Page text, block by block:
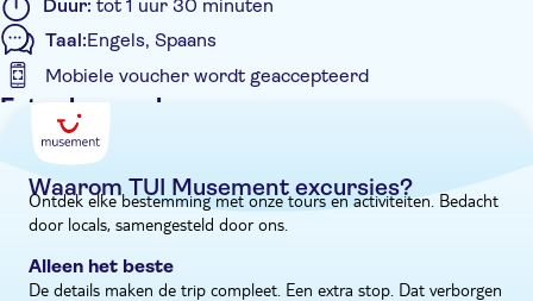
Ook zie je het huis waar Gaudí tot zijn dood woonde – een
roze gebouw dat nu een museum is. Rosa zegt: "Gaudí heeft
zeven UNESCO Werelderfgoedlocaties in de stad Barcelona
voortgebracht en Park Güell is er daar één van. Je kijkt je ogen
uit in dit sprookjesachtige park."
Duur: tot 1 uur 30 minuten
Taal:Engels, Spaans
Mobiele voucher wordt geaccepteerd
Extra kenmerken
Instant confirmation
Skip the line
Entree inbegrepen
Kleinere Groep
Waarom TUI Musement excursies?
Ontdek elke bestemming met onze tours en activiteiten. Bedacht
door locals, samengesteld door ons.
Alleen het beste
De details maken de trip compleet. Een extra stop. Dat verborgen